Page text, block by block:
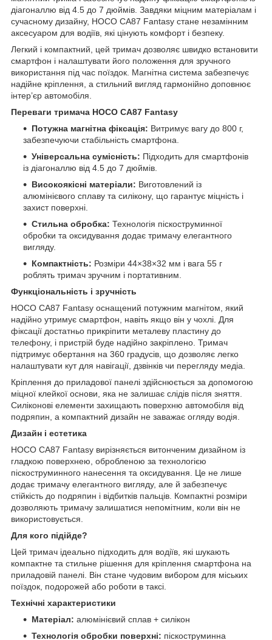
діагоналлю від 4.5 до 7 дюймів. Завдяки міцним матеріалам і
сучасному дизайну, HOCO CA87 Fantasy стане незамінним
аксесуаром для водіїв, які цінують комфорт і безпеку.
Легкий і компактний, цей тримач дозволяє швидко встановити
смартфон і налаштувати його положення для зручного
використання під час поїздок. Магнітна система забезпечує
надійне кріплення, а стильний вигляд гармонійно доповнює
інтер’єр автомобіля.
Переваги тримача HOCO CA87 Fantasy
Потужна магнітна фіксація: Витримує вагу до 800 г,
забезпечуючи стабільність смартфона.
Універсальна сумісність: Підходить для смартфонів
із діагоналлю від 4.5 до 7 дюймів.
Високоякісні матеріали: Виготовлений із
алюмінієвого сплаву та силікону, що гарантує міцність і
захист поверхні.
Стильна обробка: Технологія піскоструминної
обробки та оксидування додає тримачу елегантного
вигляду.
Компактність: Розміри 44×38×32 мм і вага 55 г
роблять тримач зручним і портативним.
Функціональність і зручність
HOCO CA87 Fantasy оснащений потужним магнітом, який
надійно утримує смартфон, навіть якщо він у чохлі. Для
фіксації достатньо прикріпити металеву пластину до
телефону, і пристрій буде надійно закріплено. Тримач
підтримує обертання на 360 градусів, що дозволяє легко
налаштувати кут для навігації, дзвінків чи перегляду медіа.
Кріплення до приладової панелі здійснюється за допомогою
міцної клейкої основи, яка не залишає слідів після зняття.
Силіконові елементи захищають поверхню автомобіля від
подряпин, а компактний дизайн не заважає огляду водія.
Дизайн і естетика
HOCO CA87 Fantasy вирізняється витонченим дизайном із
гладкою поверхнею, обробленою за технологією
піскоструминного нанесення та оксидування. Це не лише
додає тримачу елегантного вигляду, але й забезпечує
стійкість до подряпин і відбитків пальців. Компактні розміри
дозволяють тримачу залишатися непомітним, коли він не
використовується.
Для кого підійде?
Цей тримач ідеально підходить для водіїв, які шукають
компактне та стильне рішення для кріплення смартфона на
приладовій панелі. Він стане чудовим вибором для міських
поїздок, подорожей або роботи в таксі.
Технічні характеристики
Матеріал: алюмінієвий сплав + силікон
Технологія обробки поверхні: піскоструминна